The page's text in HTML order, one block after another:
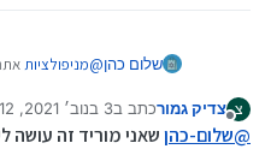
שלום כהן@מניפולציות
זה גם עובד.
צ
מנותק
צדיק גמורכתב ב3 בנוב׳ 2021, 22:12
נערך לאחרונה על ידי
@שלום-כהןשאני מוריד זה עושה